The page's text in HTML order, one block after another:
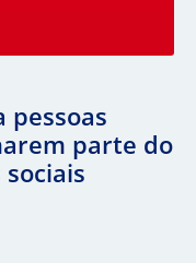
pessoas
parte do
sociais